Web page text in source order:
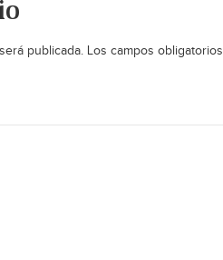
publicada. Los campos